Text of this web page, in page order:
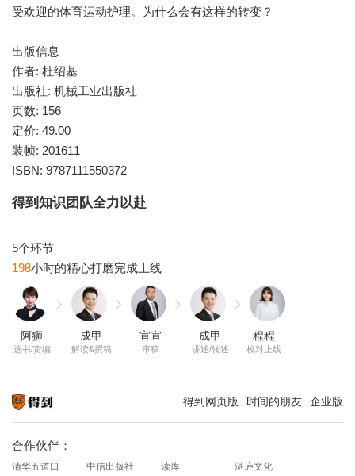
受欢迎的体育运动护理。为什么会有这样的转变？
出版信息
作者: 杜绍基
出版社: 机械工业出版社
页数: 156
定价: 49.00
装帧: 201611
得到知识团队全力以赴
198
阿狮
选书/责编
成甲
解读&撰稿
宣宣
审稿
成甲
讲述/转述
程程
校对上线
得到网页版 时间的朋友 企业版
合作伙伴：
清华五道口 中信出版社 读库 湛庐文化